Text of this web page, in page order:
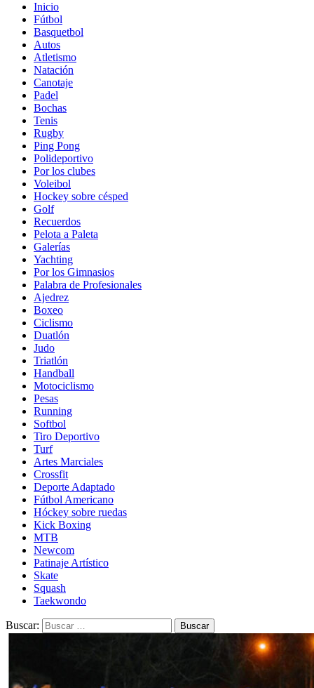
Inicio
Fútbol
Basquetbol
Autos
Atletismo
Natación
Canotaje
Padel
Bochas
Tenis
Rugby
Ping Pong
Polideportivo
Por los clubes
Voleibol
Hockey sobre césped
Golf
Recuerdos
Pelota a Paleta
Galerías
Yachting
Por los Gimnasios
Palabra de Profesionales
Ajedrez
Boxeo
Ciclismo
Duatlón
Judo
Triatlón
Handball
Motociclismo
Pesas
Running
Softbol
Tiro Deportivo
Turf
Artes Marciales
Crossfit
Deporte Adaptado
Fútbol Americano
Hóckey sobre ruedas
Kick Boxing
MTB
Newcom
Patinaje Artístico
Skate
Squash
Taekwondo
Buscar: